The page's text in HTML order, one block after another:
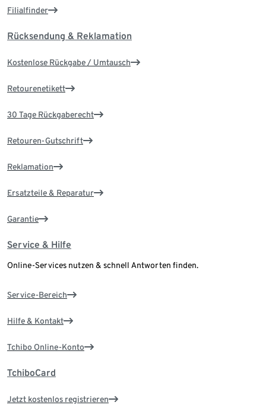
Filialfinder
Rücksendung & Reklamation
Kostenlose Rückgabe / Umtausch
Retourenetikett
30 Tage Rückgaberecht
Retouren-Gutschrift
Reklamation
Ersatzteile & Reparatur
Garantie
Service & Hilfe
Online-Services nutzen & schnell Antworten finden.
Service-Bereich
Hilfe & Kontakt
Tchibo Online-Konto
TchiboCard
Jetzt kostenlos registrieren